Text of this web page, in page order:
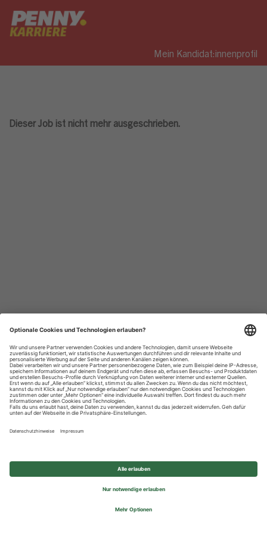
Mein Kandidat:innenprofil
Dieser Job ist nicht mehr ausgeschrieben.
Datenschutzhinweise
Impressum
Privatsphäre-Einstellungen
© 2026 REWE Group - All rights reserved